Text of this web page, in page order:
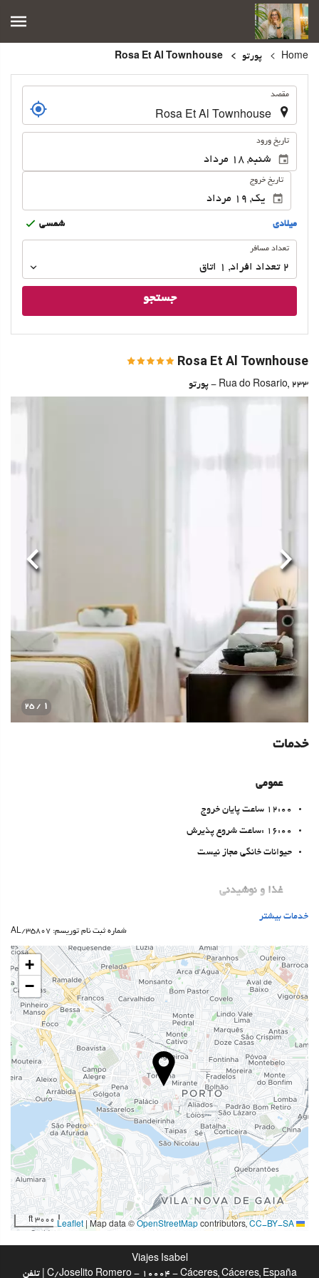
Home پورتو
مقصد
تاریخ ورود
تاریخ خروج
ميلادى شمسى
تعداد
تعداد مسافر
2 تعداد افراد ,
1 اتاق
جستجو
Rosa Et Al Townhouse
Rua do Rosario, 233 - پورتو
1
/ 25
قبلی بعدی
خدمات
عمومی
12:00 ساعت پایان خروج
16:00 :ساعت شروع پذیرش
حیوانات خانگی مجاز نیست
غذا و نوشیدنی
رستوران آلاکارته
On-site coffee house
خدمات پذیرش
انبار چمدان
اینترنت
وای‌فای رایگان
خدمات خانه داری
رختشویی
بهداشت و سلامتی
اسپا
خدمات بیشتر
شماره ثبت نام توریسم: 35807/AL
+
−
3000 ft
Map data © OpenStreetMap contributors, CC-BY-SA
Viajes Isabel
C/Joselito Romero - 10004 - Cáceres, Cáceres, España | تلفن